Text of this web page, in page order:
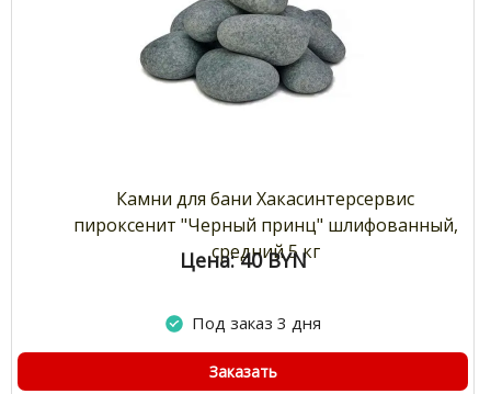
Камни для бани Хакасинтерсервис
пироксенит "Черный принц" шлифованный,
средний 5 кг
Цена: 40 BYN
Под заказ 3 дня
Заказать